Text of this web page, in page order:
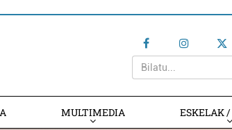
MULTIMEDIA ESKELAK